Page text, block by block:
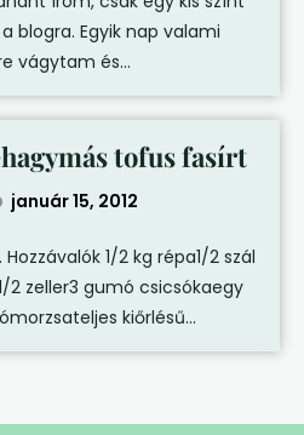
blogra. Egyik nap valami
vágytam és...
tofus fasírt
január 15, 2012
1/2 kg répa1/2 szál
2 zeller3 gumó csicsókaegy
kiőrlésű...